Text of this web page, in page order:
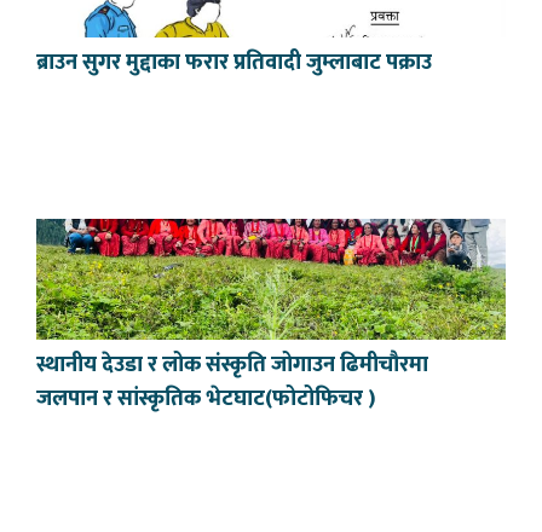
ब्राउन सुगर मुद्दाका फरार प्रतिवादी जुम्लाबाट पक्राउ
स्थानीय देउडा र लोक संस्कृति जोगाउन ढिमीचौरमा
जलपान र सांस्कृतिक भेटघाट(फोटोफिचर )